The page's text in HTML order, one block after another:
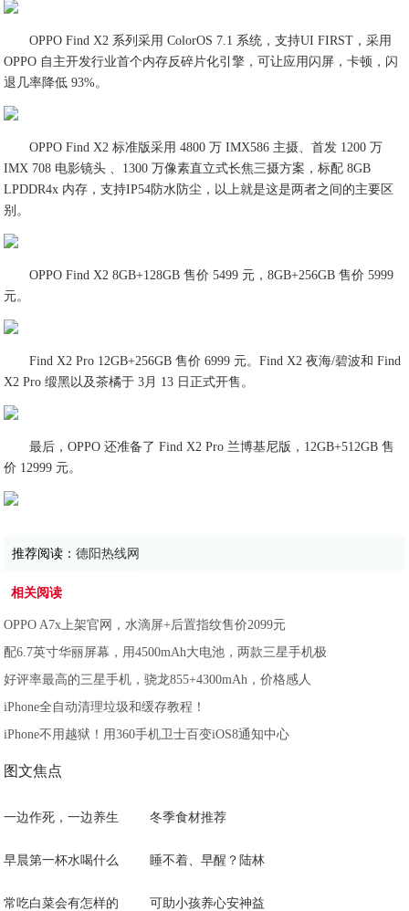
OPPO Find X2 系列采用 ColorOS 7.1 系统，支持UI FIRST，采用
OPPO 自主开发行业首个内存反碎片化引擎，可让应用闪屏，卡顿，闪
退几率降低 93%。
OPPO Find X2 标准版采用 4800 万 IMX586 主摄、首发 1200 万
IMX 708 电影镜头 、1300 万像素直立式长焦三摄方案，标配 8GB
LPDDR4x 内存，支持IP54防水防尘，以上就是这是两者之间的主要区
别。
OPPO Find X2 8GB+128GB 售价 5499 元，8GB+256GB 售价 5999
元。
Find X2 Pro 12GB+256GB 售价 6999 元。Find X2 夜海/碧波和 Find
X2 Pro 缎黑以及茶橘于 3月 13 日正式开售。
最后，OPPO 还准备了 Find X2 Pro 兰博基尼版，12GB+512GB 售
价 12999 元。
推荐阅读：德阳热线网
相关阅读
OPPO A7x上架官网，水滴屏+后置指纹售价2099元
配6.7英寸华丽屏幕，用4500mAh大电池，两款三星手机极
好评率最高的三星手机，骁龙855+4300mAh，价格感人
iPhone全自动清理垃圾和缓存教程！
iPhone不用越狱！用360手机卫士百变iOS8通知中心
图文焦点
一边作死，一边养生 冬季食材推荐
早晨第一杯水喝什么 睡不着、早醒？陆林
常吃白菜会有怎样的 可助小孩养心安神益